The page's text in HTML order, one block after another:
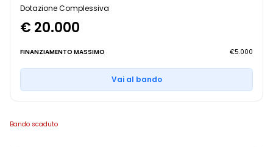
Dotazione Complessiva
€ 20.000
FINANZIAMENTO MASSIMO €5.000
Vai al bando
Bando scaduto